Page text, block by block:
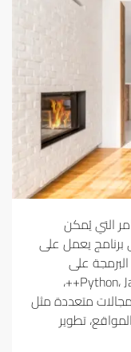
التي يُمكن
برنامج يعمل على
على
استخدام لغات برمجة مختلفة، مثل Python، Java، C++،
متعددة مثل
تطوير